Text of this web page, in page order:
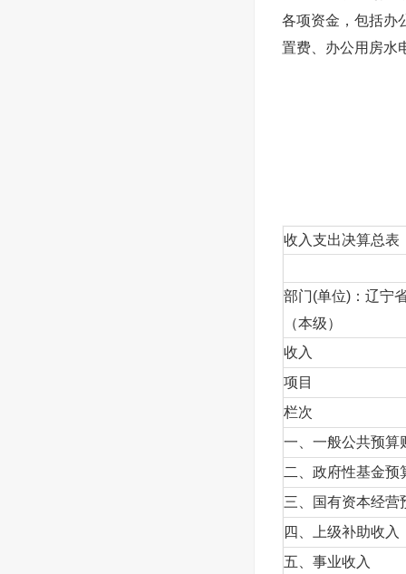
各项资金，包括办
置费、办公用房水
收入支出决算总表
部门(单位)：辽宁
（本级）
收入
项目
栏次
一、一般公共预算
二、政府性基金预
三、国有资本经营
四、上级补助收入
五、事业收入